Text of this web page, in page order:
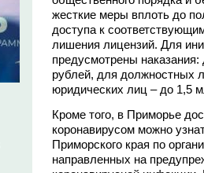
жесткие меры вплоть до
доступа к
лишения лицензий. Для
предусмотрены
рублей, для должностных
юридических лиц – до 1,5
Кроме того, в Приморье
коронавирусом можно
Приморского края по
направленных на